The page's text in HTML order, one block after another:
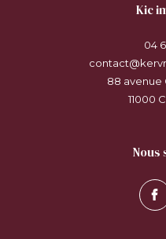
kic
04
88 avenue
11000